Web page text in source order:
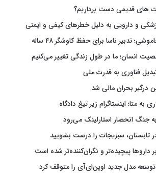
های قدیمی دست برداریم؟
انسان؛ ما در طول زندگی تغییر می‌کنیم
فناوری به قدرت ملی
درگیر بحران مالی شد
تابستان، سبزیجات را درست بشویید
داروها پیچیده‌تر و نگران‌کننده‌تر شده است
توسعه مدل جدید اوپن‌ای‌آی را متوقف کرد